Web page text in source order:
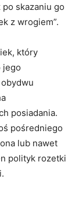
skazaniu go
z wrogiem”.
który
jego
posiadania.
pośredniego
lub nawet
polityk rozetki